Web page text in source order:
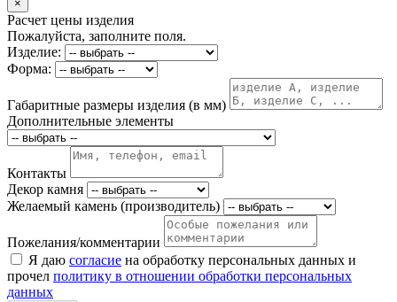
×
Расчет цены изделия
Пожалуйста, заполните поля.
Изделие:
Форма:
Габаритные размеры изделия (в мм)
Дополнительные элементы
Контакты
Декор камня
Желаемый камень (производитель)
Пожелания/комментарии
Я даю согласие на обработку персональных данных и
прочел политику в отношении обработки персональных
данных